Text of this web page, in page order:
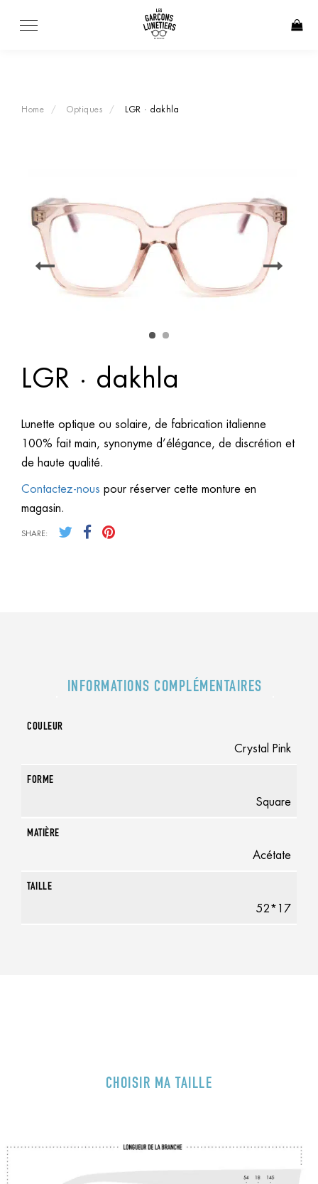
Home Optiques LGR · dakhla
LGR · dakhla
Lunette optique ou solaire, de fabrication italienne
100% fait main, synonyme d’élégance, de discrétion et
de haute qualité.
Contactez-nous pour réserver cette monture en
magasin.
SHARE:
INFORMATIONS COMPLÉMENTAIRES
COULEUR
Crystal Pink
FORME
Square
MATIÈRE
Acétate
TAILLE
52*17
CHOISIR MA TAILLE